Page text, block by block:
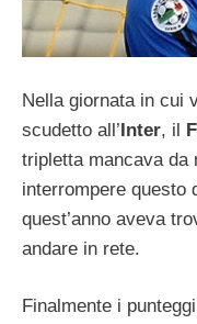
Nella giornata in cui
scudetto all’Inter, il
tripletta mancava da
interrompere questo
quest’anno aveva
andare in rete.
Finalmente i